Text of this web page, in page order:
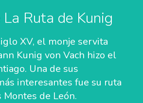
Ruta de Kunig
XV, el monje servita
Kunig von Vach hizo el
Una de sus
interesantes fue su ruta
Montes de León.